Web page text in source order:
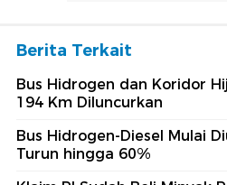
Berita Terkait
Bus Hidrogen dan Koridor
194 Km Diluncurkan
Bus Hidrogen-Diesel Mulai
Turun hingga 60%